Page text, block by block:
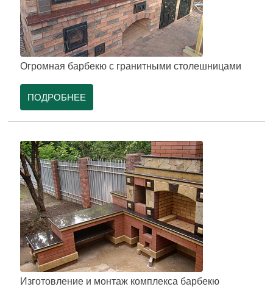
Огромная барбекю с гранитными столешницами
ПОДРОБНЕЕ
Изготовление и монтаж комплекса барбекю